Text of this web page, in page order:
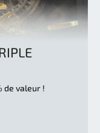
de valeur !